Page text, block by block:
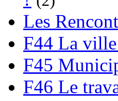
Les
F44 La
F45
F46 Le